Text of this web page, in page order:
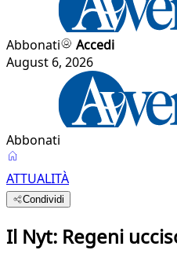
Abbonati
Accedi
August 6, 2026
Abbonati
ATTUALITÀ
Condividi
Il Nyt: Regeni